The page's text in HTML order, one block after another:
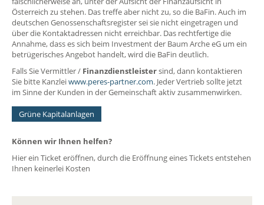
Österreich zu stehen. Das treffe aber nicht zu, so die BaFin. Auch im
deutschen Genossenschaftsregister sei sie nicht eingetragen und
über die Kontaktadressen nicht erreichbar. Das rechtfertige die
Annahme, dass es sich beim Investment der Baum Arche eG um ein
betrügerisches Angebot handelt, wird die BaFin deutlich.
Falls Sie Vermittler / Finanzdienstleistersind, dann kontaktieren
Sie bitte Kanzleiwww.peres-partner.com. Jeder Vertrieb sollte jetzt
im Sinne der Kunden in der Gemeinschaft aktiv zusammenwirken.
Grüne Kapitalanlagen
Können wir Ihnen helfen?
Hier ein Ticket eröffnen, durch die Eröffnung eines Tickets entstehen
Ihnen keinerlei Kosten